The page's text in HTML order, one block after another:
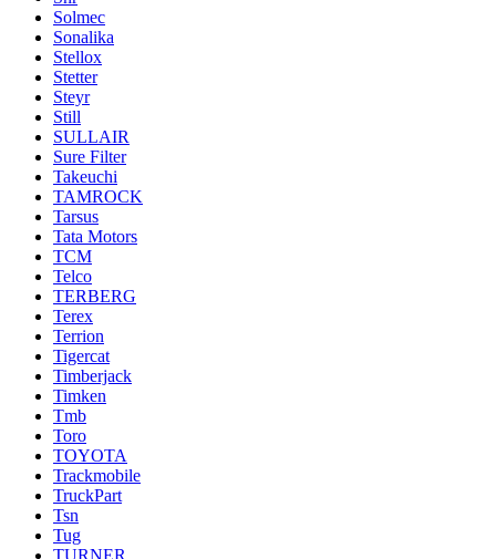
Solmec
Sonalika
Stellox
Stetter
Steyr
Still
SULLAIR
Sure Filter
Takeuchi
TAMROCK
Tarsus
Tata Motors
TCM
Telco
TERBERG
Terex
Terrion
Tigercat
Timberjack
Timken
Tmb
Toro
TOYOTA
Trackmobile
TruckPart
Tsn
Tug
TURNER